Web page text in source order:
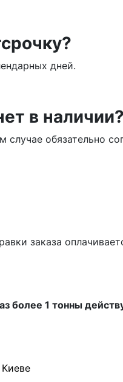
дней.
в наличии?
обязательно
заказа
более 1 тонны
Киеве